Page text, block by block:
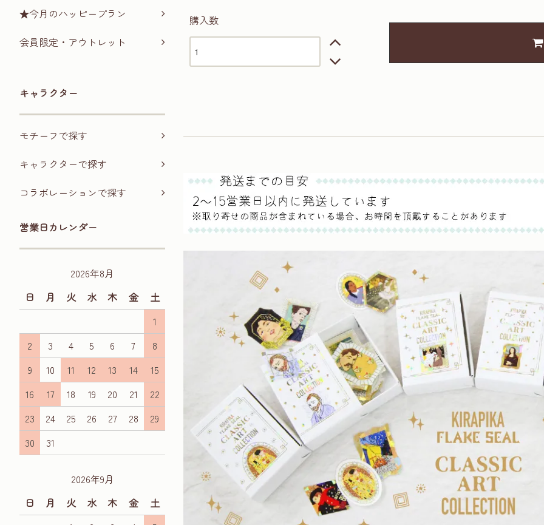
★今月のハッピープラン
会員限定・アウトレット
キャラクター
モチーフで探す
キャラクターで探す
コラボレーションで探す
営業日カレンダー
2026年8月
日
月 火 水 木 金
土
1
2
3 4 5 6 7
8
9
10 11 12 13 14
15
16
17 18 19 20 21
22
23
24 25 26 27 28
29
30
31
2026年9月
日
月 火 水 木 金
土
購入数